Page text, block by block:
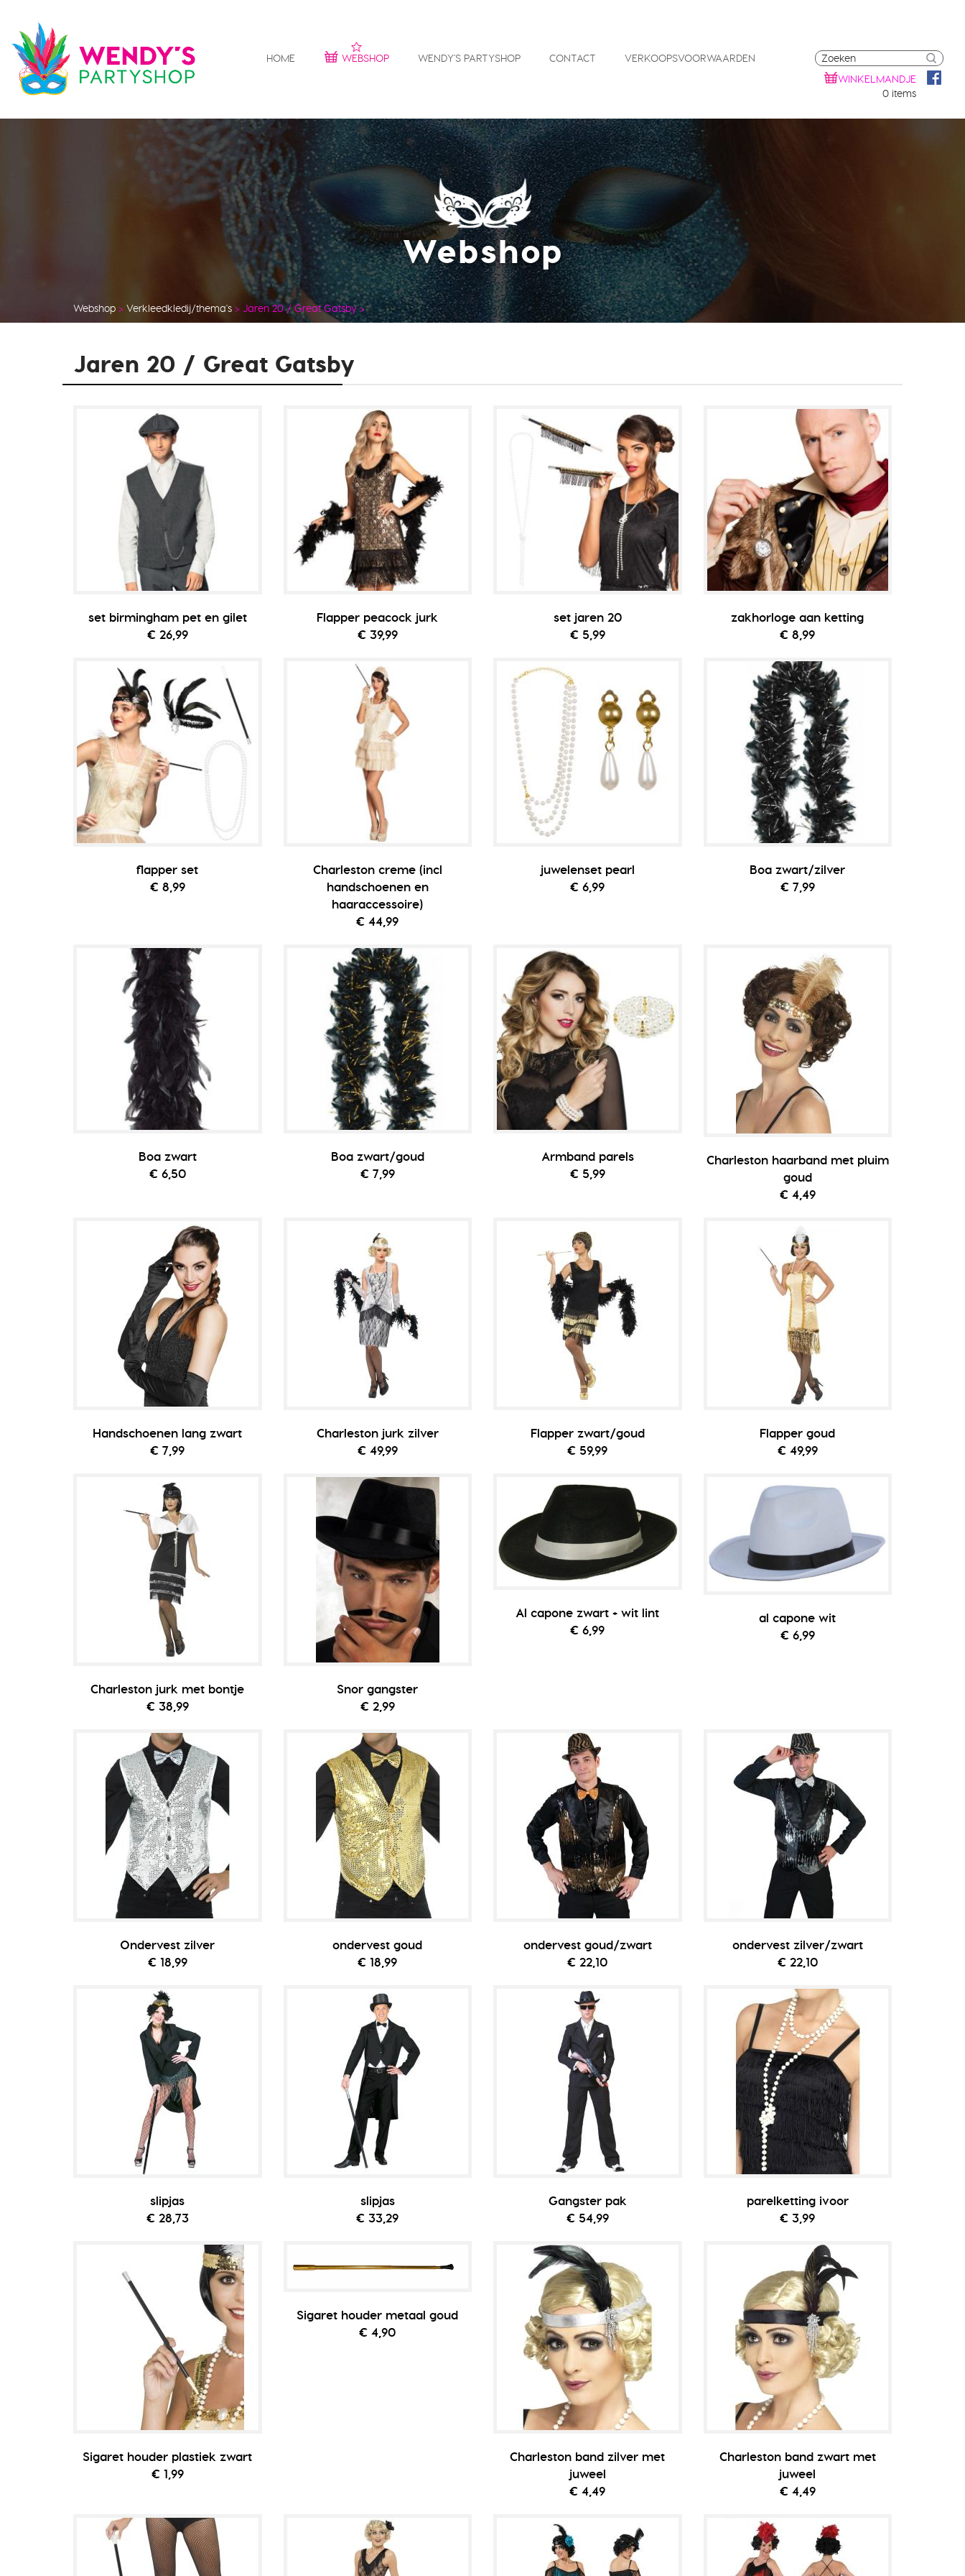
HOME WEBSHOP WENDY'S PARTYSHOP CONTACT
VERKOOPSVOORWAARDEN
WINKELMANDJE
0 items
Webshop
Webshop > Verkleedkledij/thema's > Jaren 20 / Great Gatsby>
Jaren 20 / Great Gatsby
set birmingham pet en gilet
€ 26,99
Flapper peacock jurk
€ 39,99
set jaren 20
€ 5,99
zakhorloge aan ketting
€ 8,99
flapper set
€ 8,99
Charleston creme (incl
handschoenen en
haaraccessoire)
€ 44,99
juwelenset pearl
€ 6,99
Boa zwart/zilver
€ 7,99
Boa zwart
€ 6,50
Boa zwart/goud
€ 7,99
Armband parels
€ 5,99
Charleston haarband met pluim
goud
€ 4,49
Handschoenen lang zwart
€ 7,99
Charleston jurk zilver
€ 49,99
Flapper zwart/goud
€ 59,99
Flapper goud
€ 49,99
Charleston jurk met bontje
€ 38,99
Snor gangster
€ 2,99
Al capone zwart + wit lint
€ 6,99
al capone wit
€ 6,99
Ondervest zilver
€ 18,99
ondervest goud
€ 18,99
ondervest goud/zwart
€ 22,10
ondervest zilver/zwart
€ 22,10
slipjas
€ 28,73
slipjas
€ 33,29
Gangster pak
€ 54,99
parelketting ivoor
€ 3,99
Sigaret houder plastiek zwart
€ 1,99
Sigaret houder metaal goud
€ 4,90
Charleston band zilver met
juweel
€ 4,49
Charleston band zwart met
juweel
€ 4,49